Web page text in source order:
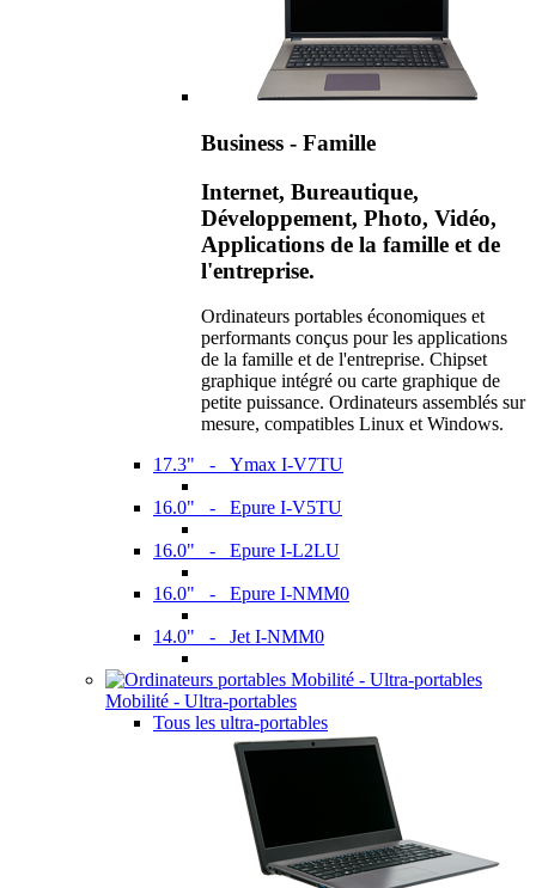
Business - Famille
Internet, Bureautique,
Développement, Photo, Vidéo,
Applications de la famille et de
l'entreprise.
Ordinateurs portables économiques et
performants conçus pour les applications
de la famille et de l'entreprise. Chipset
graphique intégré ou carte graphique de
petite puissance. Ordinateurs assemblés sur
mesure, compatibles Linux et Windows.
17.3" - Ymax I-V7TU
16.0" - Epure I-V5TU
16.0" - Epure I-L2LU
16.0" - Epure I-NMM0
14.0" - Jet I-NMM0
Mobilité - Ultra-portables
Tous les ultra-portables